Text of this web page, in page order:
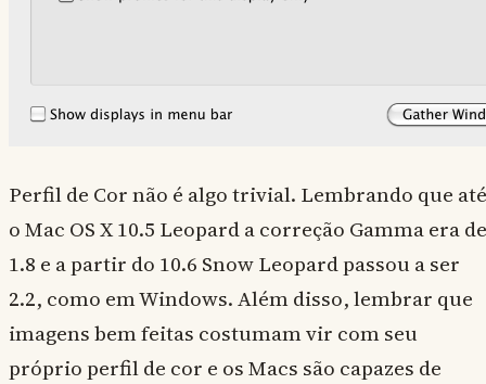
Perfil de Cor não é algo trivial. Lembrando que até
o Mac OS X 10.5 Leopard a correção Gamma era de
1.8 e a partir do 10.6 Snow Leopard passou a ser
2.2, como em Windows. Além disso, lembrar que
imagens bem feitas costumam vir com seu
próprio perfil de cor e os Macs são capazes de